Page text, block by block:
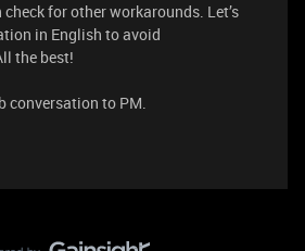
for other workarounds. Let’s
in English to avoid
the best!
conversation to PM.